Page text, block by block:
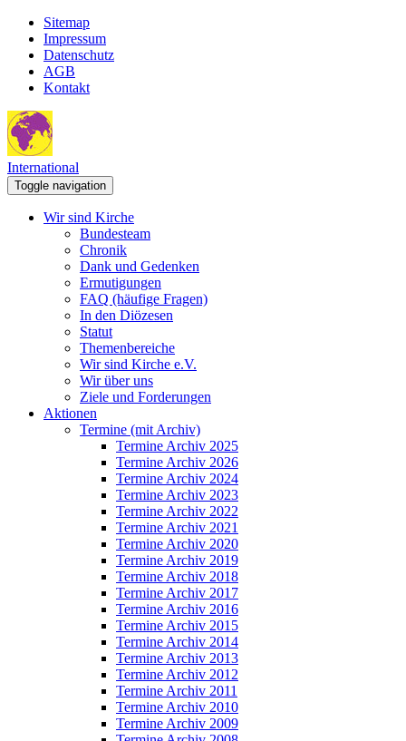
Sitemap
Impressum
Datenschutz
AGB
Kontakt
International
Toggle navigation
Wir sind Kirche
Bundesteam
Chronik
Dank und Gedenken
Ermutigungen
FAQ (häufige Fragen)
In den Diözesen
Statut
Themenbereiche
Wir sind Kirche e.V.
Wir über uns
Ziele und Forderungen
Aktionen
Termine (mit Archiv)
Termine Archiv 2025
Termine Archiv 2026
Termine Archiv 2024
Termine Archiv 2023
Termine Archiv 2022
Termine Archiv 2021
Termine Archiv 2020
Termine Archiv 2019
Termine Archiv 2018
Termine Archiv 2017
Termine Archiv 2016
Termine Archiv 2015
Termine Archiv 2014
Termine Archiv 2013
Termine Archiv 2012
Termine Archiv 2011
Termine Archiv 2010
Termine Archiv 2009